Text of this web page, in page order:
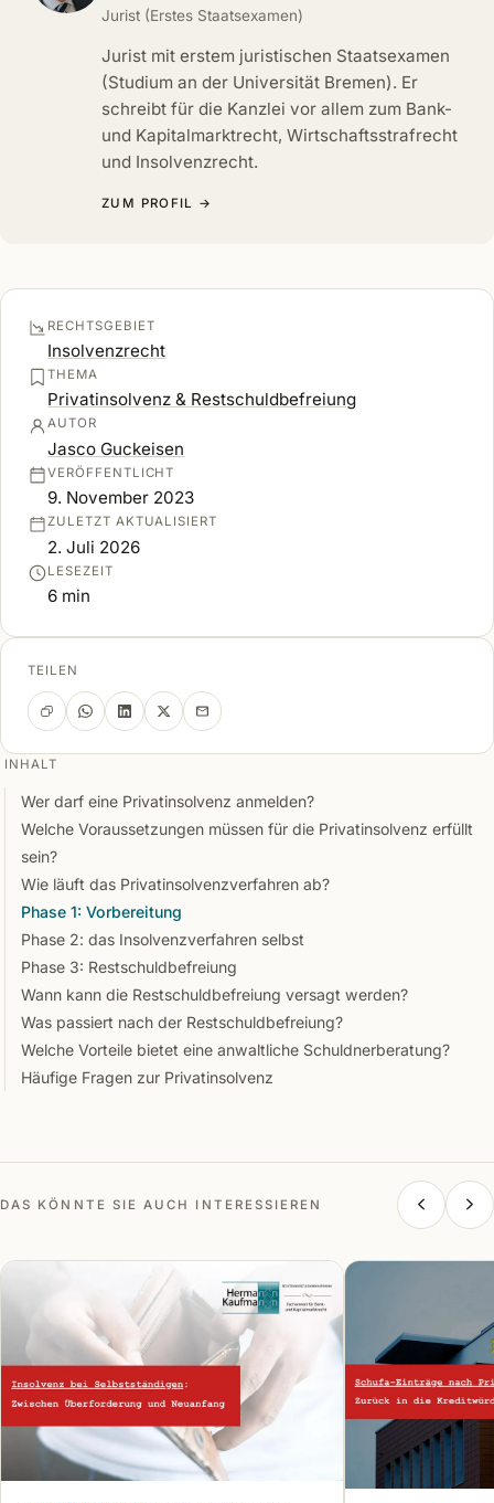
Jurist (Erstes Staatsexamen)
Jurist mit erstem juristischen Staatsexamen
(Studium an der Universität Bremen). Er
schreibt für die Kanzlei vor allem zum Bank-
und Kapitalmarktrecht, Wirtschaftsstrafrecht
und Insolvenzrecht.
ZUM PROFIL →
RECHTSGEBIET
Insolvenzrecht
THEMA
Privatinsolvenz & Restschuldbefreiung
AUTOR
Jasco Guckeisen
VERÖFFENTLICHT
9. November 2023
ZULETZT AKTUALISIERT
2. Juli 2026
LESEZEIT
6 min
TEILEN
INHALT
Wer darf eine Privatinsolvenz anmelden?
Welche Voraussetzungen müssen für die Privatinsolvenz erfüllt
sein?
Wie läuft das Privatinsolvenzverfahren ab?
Phase 1: Vorbereitung
Phase 2: das Insolvenzverfahren selbst
Phase 3: Restschuldbefreiung
Wann kann die Restschuldbefreiung versagt werden?
Was passiert nach der Restschuldbefreiung?
Welche Vorteile bietet eine anwaltliche Schuldnerberatung?
Häufige Fragen zur Privatinsolvenz
DAS KÖNNTE SIE AUCH INTERESSIEREN